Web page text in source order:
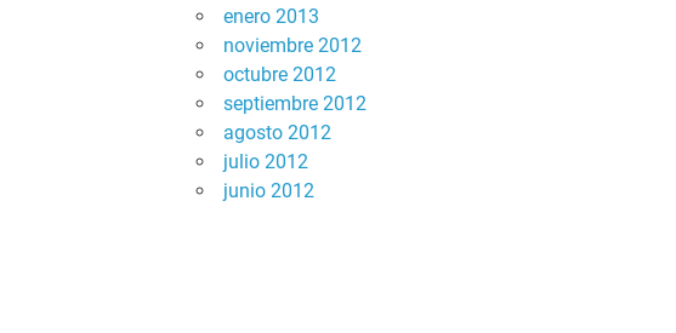
enero 2013
noviembre 2012
octubre 2012
septiembre 2012
agosto 2012
julio 2012
junio 2012